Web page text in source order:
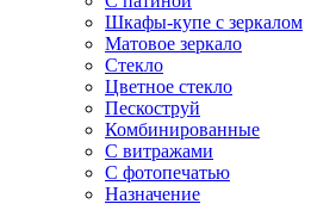
Шкафы-купе с зеркалом
Матовое зеркало
Стекло
Цветное стекло
Пескоструй
Комбинированные
С витражами
С фотопечатью
Назначение